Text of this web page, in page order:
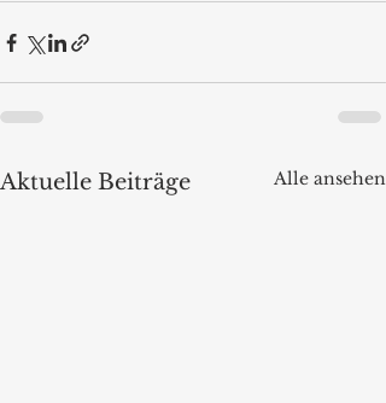
Aktuelle Beiträge Alle ansehen